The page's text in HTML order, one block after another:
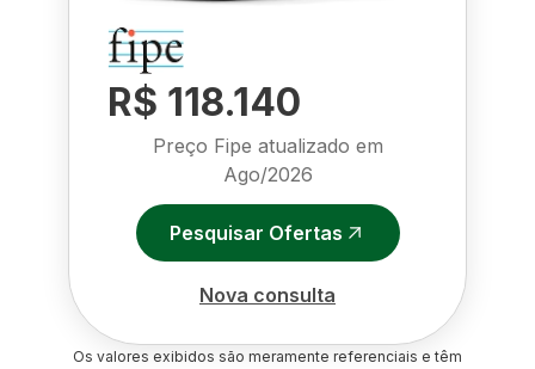
R$ 118.140
Preço Fipe atualizado em
Ago/2026
Pesquisar Ofertas
Nova consulta
Os valores exibidos são meramente referenciais e têm